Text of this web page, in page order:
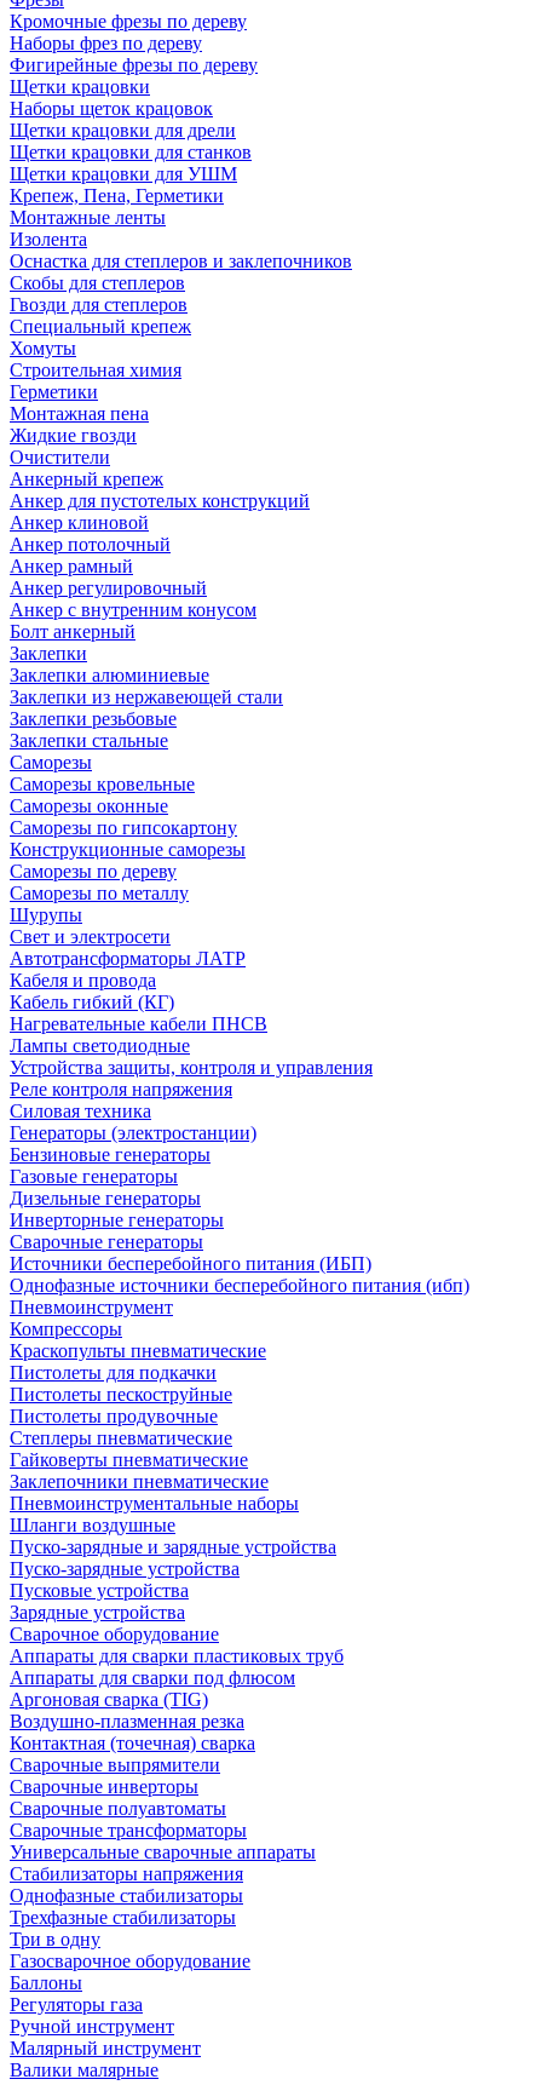
Кромочные фрезы по дереву
Наборы фрез по дереву
Фигирейные фрезы по дереву
Щетки крацовки
Наборы щеток крацовок
Щетки крацовки для дрели
Щетки крацовки для станков
Щетки крацовки для УШМ
Крепеж, Пена, Герметики
Монтажные ленты
Изолента
Оснастка для степлеров и заклепочников
Скобы для степлеров
Гвозди для степлеров
Специальный крепеж
Хомуты
Строительная химия
Герметики
Монтажная пена
Жидкие гвозди
Очистители
Анкерный крепеж
Анкер для пустотелых конструкций
Анкер клиновой
Анкер потолочный
Анкер рамный
Анкер регулировочный
Анкер с внутренним конусом
Болт анкерный
Заклепки
Заклепки алюминиевые
Заклепки из нержавеющей стали
Заклепки резьбовые
Заклепки стальные
Саморезы
Саморезы кровельные
Саморезы оконные
Саморезы по гипсокартону
Конструкционные саморезы
Саморезы по дереву
Саморезы по металлу
Шурупы
Свет и электросети
Автотрансформаторы ЛАТР
Кабеля и провода
Кабель гибкий (КГ)
Нагревательные кабели ПНСВ
Лампы светодиодные
Устройства защиты, контроля и управления
Реле контроля напряжения
Силовая техника
Генераторы (электростанции)
Бензиновые генераторы
Газовые генераторы
Дизельные генераторы
Инверторные генераторы
Сварочные генераторы
Источники бесперебойного питания (ИБП)
Однофазные источники бесперебойного питания (ибп)
Пневмоинструмент
Компрессоры
Краскопульты пневматические
Пистолеты для подкачки
Пистолеты пескоструйные
Пистолеты продувочные
Степлеры пневматические
Гайковерты пневматические
Заклепочники пневматические
Пневмоинструментальные наборы
Шланги воздушные
Пуско-зарядные и зарядные устройства
Пуско-зарядные устройства
Пусковые устройства
Зарядные устройства
Сварочное оборудование
Аппараты для сварки пластиковых труб
Аппараты для сварки под флюсом
Аргоновая сварка (TIG)
Воздушно-плазменная резка
Контактная (точечная) сварка
Сварочные выпрямители
Сварочные инверторы
Сварочные полуавтоматы
Сварочные трансформаторы
Универсальные сварочные аппараты
Стабилизаторы напряжения
Однофазные стабилизаторы
Трехфазные стабилизаторы
Три в одну
Газосварочное оборудование
Баллоны
Регуляторы газа
Ручной инструмент
Малярный инструмент
Валики малярные